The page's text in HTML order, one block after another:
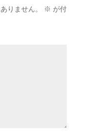
りません。 ※ が付